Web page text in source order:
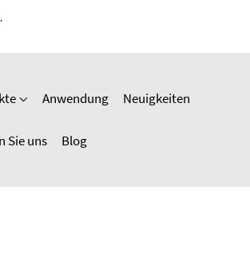
Anwendung Neuigkeiten
Sie uns Blog